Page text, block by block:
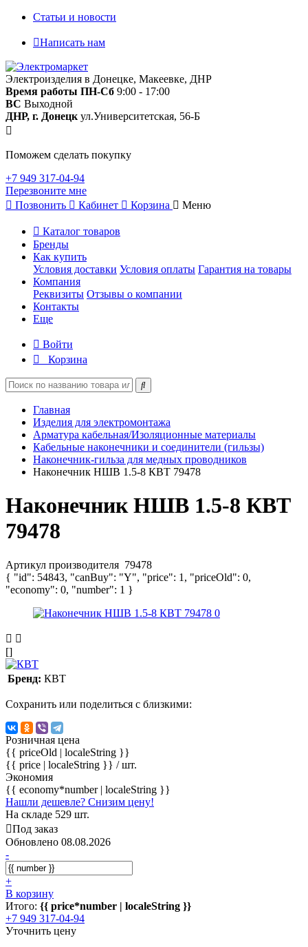
Статьи и новости
Написать нам
Электроизделия в Донецке, Макеевке, ДНР
Время работы ПН-Сб 9:00 - 17:00
ВС Выходной
ДНР, г. Донецк ул.Университетская, 56-Б
Поможем сделать покупку
+7 949 317-04-94
Перезвоните мне
Позвонить
Кабинет Корзина Меню
Каталог товаров
Бренды
Как купить
Условия доставки Условия оплаты Гарантия на товары
Компания
Реквизиты Отзывы о компании
Контакты
Еще
Войти
Корзина
Главная
Изделия для электромонтажа
Арматура кабельная/Изоляционные материалы
Кабельные наконечники и соединители (гильзы)
Наконечник-гильза для медных проводников
Наконечник НШВ 1.5-8 КВТ 79478
Наконечник НШВ 1.5-8 КВТ
79478
Артикул производителя 79478
{ "id": 54843, "canBuy": "Y", "price": 1, "priceOld": 0,
"economy": 0, "number": 1 }
[]
Бренд: КВТ
Сохранить или поделиться с близкими:
Розничная цена
{{ priceOld | localeString }}
{{ price | localeString }} / шт.
Экономия
{{ economy*number | localeString }}
Нашли дешевле? Снизим цену!
На складе 529 шт.
Под заказ
Обновлено 08.08.2026
-
+
В корзину
Итого: {{ price*number | localeString }}
+7 949 317-04-94
Уточнить цену